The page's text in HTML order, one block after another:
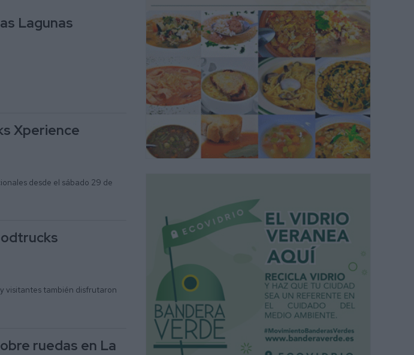
Lagunas
Xperience
desde el sábado 29 de
visitantes también disfrutaron
ruedas en La